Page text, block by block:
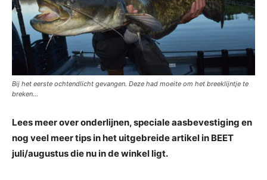
Bij het eerste ochtendlicht gevangen. Deze had moeite om het breeklijntje te
breken…
Lees meer over onderlijnen, speciale aasbevestiging en
nog veel meer tips in het uitgebreide artikel in BEET
juli/augustus die nu in de winkel ligt.